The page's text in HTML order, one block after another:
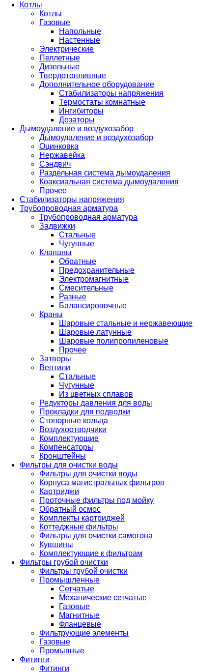
Котлы
Котлы
Газовые
Напольные
Настенные
Электрические
Пеллетные
Дизельные
Твердотопливные
Дополнительное оборудование
Стабилизаторы напряжения
Термостаты комнатные
Ингибиторы
Дозаторы
Дымоудаление и воздухозабор
Дымоудаление и воздухозабор
Оцинковка
Нержавейка
Сэндвич
Раздельная система дымоудаления
Коаксиальная система дымоудаления
Прочее
Стабилизаторы напряжения
Трубопроводная арматура
Трубопроводная арматура
Задвижки
Стальные
Чугунные
Клапаны
Обратные
Предохранительные
Электромагнитные
Смесительные
Разные
Балансировочные
Краны
Шаровые стальные и нержавеющие
Шаровые латунные
Шаровые полипропиленовые
Прочее
Затворы
Вентили
Стальные
Чугунные
Из цветных сплавов
Редукторы давления для воды
Прокладки для подводки
Стопорные кольца
Воздухоотводчики
Комплектующие
Компенсаторы
Кронштейны
Фильтры для очистки воды
Фильтры для очистки воды
Корпуса магистральных фильтров
Картриджи
Проточные фильтры под мойку
Обратный осмос
Комплекты картриджей
Коттеджные фильтры
Фильтры для очистки самогона
Кувшины
Комплектующие к фильтрам
Фильтры грубой очистки
Фильтры грубой очистки
Промышленные
Сетчатые
Механические сетчатые
Газовые
Магнитные
Фланцевые
Фильтрующие элементы
Газовые
Промывные
Фитинги
Фитинги